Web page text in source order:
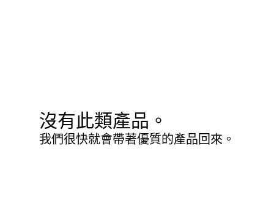
沒有此類產品。
我們很快就會帶著優質的產品回來。